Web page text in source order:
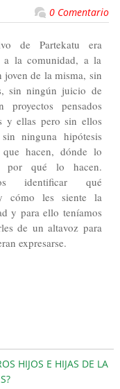
0 Comentario
de Partekatu era
a la comunidad, a la
joven de la misma, sin
sin ningún juicio de
proyectos pensados
y ellas pero sin ellos
ninguna hipótesis
hacen, dónde lo
por qué lo hacen.
identificar qué
cómo les siente la
y para ello teníamos
de un altavoz para
expresarse.
HIJOS E HIJAS DE LA